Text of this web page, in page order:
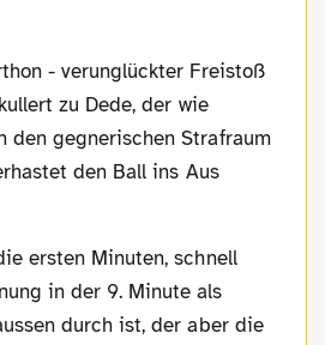
zu Dede, der wie
den gegnerischen Strafraum
den Ball ins Aus
in der 9. Minute als
durch ist, der aber die